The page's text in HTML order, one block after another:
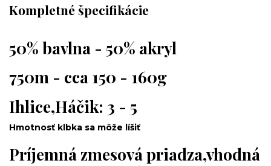
Kompletné špecifikácie
50% bavlna - 50% akryl
750m - cca 150 - 160g
Ihlice,Háčik: 3 - 5
Hmotnosť klbka sa môže líšiť
Príjemná zmesová priadza,vhodná